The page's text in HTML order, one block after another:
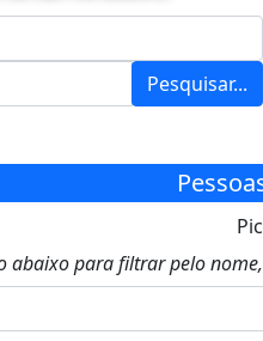
Pesquisar...
abaixo para filtrar pelo